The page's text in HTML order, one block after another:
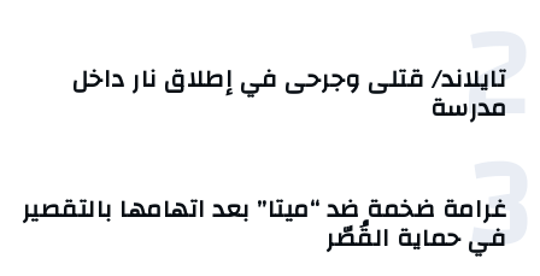
2
تايلاند/ قتلى وجرحى في إطلاق نار داخل
مدرسة
3
غرامة ضخمة ضد “ميتا” بعد اتهامها بالتقصير
في حماية القُصّر